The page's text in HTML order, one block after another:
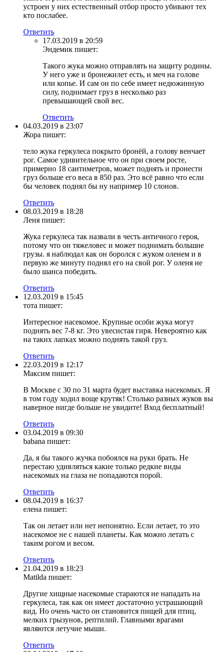
устроен у них естественный отбор просто убивают тех
кто послабее.
Ответить
17.03.2019 в 20:59
Эндемик пишет:
Такого жука можно отправлять на защиту родины.
У него уже и бронежилет есть, и меч на голове
или копье. И сам он по себе имеет недюжинную
силу, поднимает груз в несколько раз
превышающей свой вес.
Ответить
04.03.2019 в 23:07
Жора пишет:
тело жука геркулеса покрыто бронёй, а голову венчает
рог. Самое удивительное что он при своем росте,
примерно 18 сантиметров, может поднять и пронести
груз больше его веса в 850 раз. Это всё равно что если
бы человек поднял бы ну например 10 слонов.
Ответить
08.03.2019 в 18:28
Леня пишет:
Жука геркулеса так назвали в честь античного героя,
потому что он тяжеловес и может поднимать большие
грузы. я наблюдал как он боролся с жуком оленем и в
первую же минуту поднял его на свой рог. У оленя не
было шанса победить.
Ответить
12.03.2019 в 15:45
тота пишет:
Интересное насекомое. Крупные особи жука могут
поднять вес 7-8 кг. Это увесистая гиря. Невероятно как
на таких лапках можно поднять такой груз.
Ответить
22.03.2019 в 12:17
Максим пишет:
В Москве с 30 по 31 марта будет выставка насекомых. Я
в том году ходил воще крутяк! Столько разных жуков вы
наверное нигде больше не увидите! Вход бесплатный!
Ответить
03.04.2019 в 09:30
babana пишет:
Да, я бы такого жучка побоялся на руки брать. Не
перестаю удивляться какие только редкие виды
насекомых на глаза не попадаются порой.
Ответить
08.04.2019 в 16:37
елена пишет:
Так он летает или нет непонятно. Если летает, то это
насекомое не с нашей планеты. Как можно летать с
таким рогом и весом.
Ответить
21.04.2019 в 18:23
Matilda пишет:
Другие хищные насекомые стараются не нападать на
геркулеса, так как он имеет достаточно устрашающий
вид. Но очень часто он становится пищей для птиц,
мелких грызунов, рептилий. Главными врагами
являются летучие мыши.
Ответить